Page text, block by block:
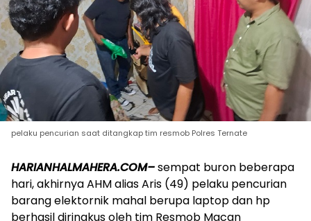
pelaku pencurian saat ditangkap tim resmob Polres Ternate
HARIANHALMAHERA.COM–sempat buron beberapa
hari, akhirnya AHM alias Aris (49) pelaku pencurian
barang elektornik mahal berupa laptop dan hp
berhasil diringkus oleh tim Resmob Macan